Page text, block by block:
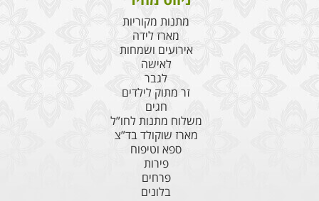
מתנות מקוריות
מארז לידה
אירועים ושמחות
לאישה
לגבר
זר מתוק לילדים
חגים
משלוח מתנות לחו”ל
מארז שוקולד בד”צ
ספא וטיפוח
פירות
פרחים
בלונים